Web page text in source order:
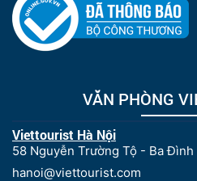
VĂN PHÒNG
Viettourist Hà Nội
58 Nguyễn Trường Tộ - Ba Đình
hanoi@viettourist.com